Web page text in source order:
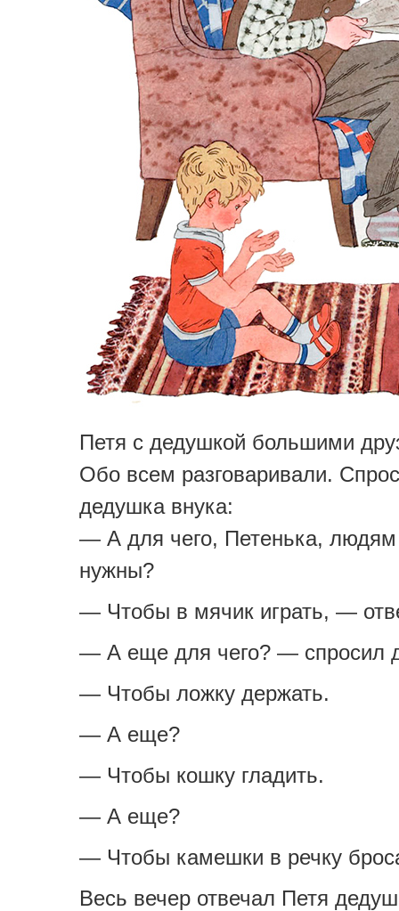
Петя с дедушкой большими
Обо всем разговаривали.
дедушка внука:
— А для чего, Петенька, людям
нужны?
— Чтобы в мячик играть, —
— А еще для чего? — спросил
— Чтобы ложку держать.
— А еще?
— Чтобы кошку гладить.
— А еще?
— Чтобы камешки в речку
Весь вечер отвечал Петя